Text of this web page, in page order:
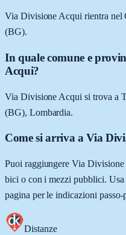
Via Divisione Acqui rientra nel
(BG).
In quale comune e
Acqui?
Via Divisione Acqui si trova a
(BG), Lombardia.
Come si arriva a Via
Puoi raggiungere Via
bici o con i mezzi pubblici.
pagina per le indicazioni passo-
Distanze